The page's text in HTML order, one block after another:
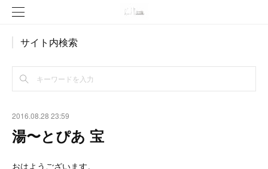
サイト内検索
2016.08.28 23:59
湯〜とぴあ 宝
おはようございます。